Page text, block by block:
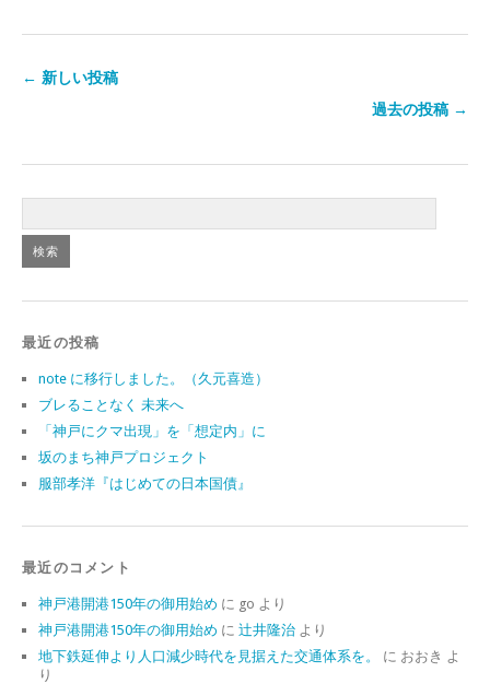
← 新しい投稿
過去の投稿 →
最近の投稿
note に移行しました。（久元喜造）
ブレることなく 未来へ
「神戸にクマ出現」を「想定内」に
坂のまち神戸プロジェクト
服部孝洋『はじめての日本国債』
最近のコメント
神戸港開港150年の御用始め に go より
神戸港開港150年の御用始め に 辻井隆治 より
地下鉄延伸より人口減少時代を見据えた交通体系を。
に おおき よ
り